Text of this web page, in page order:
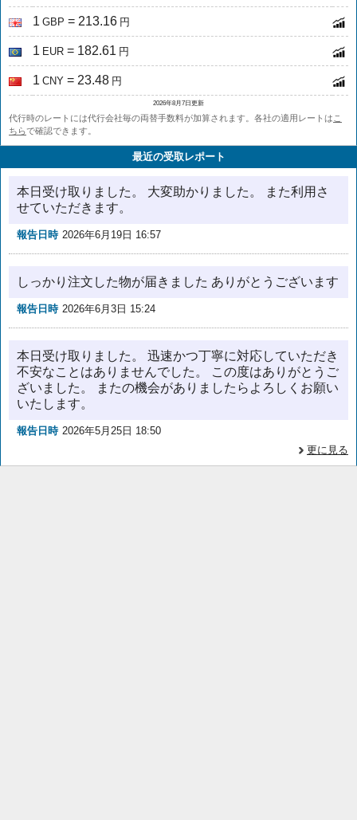
1 GBP = 213.16 円
1 EUR = 182.61 円
1 CNY = 23.48 円
2026年8月7日更新
代行時のレートには代行会社毎の両替手数料が加算されます。各社の適用レートは こ
ちらで確認できます。
最近の受取レポート
本日受け取りました。 大変助かりました。 また利用さ
せていただきます。
報告日時 2026年6月19日 16:57
しっかり注文した物が届きました ありがとうございます
報告日時 2026年6月3日 15:24
本日受け取りました。 迅速かつ丁寧に対応していただき
不安なことはありませんでした。 この度はありがとうご
ざいました。 またの機会がありましたらよろしくお願い
いたします。
報告日時 2026年5月25日 18:50
更に見る